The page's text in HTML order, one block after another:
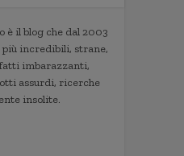
è il blog che dal 2003
incredibili, strane,
imbarazzanti,
assurdi, ricerche
insolite.